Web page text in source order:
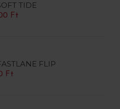
TIDE
Ft
FLIP
Ft